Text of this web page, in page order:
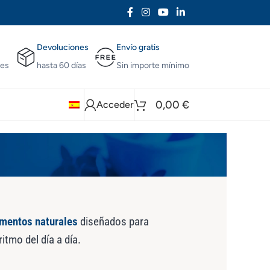
Devoluciones
hasta 60 días
Envío gratis
Sin importe mínimo
Acceder 0,00 €
naturales diseñados para
del día a día.